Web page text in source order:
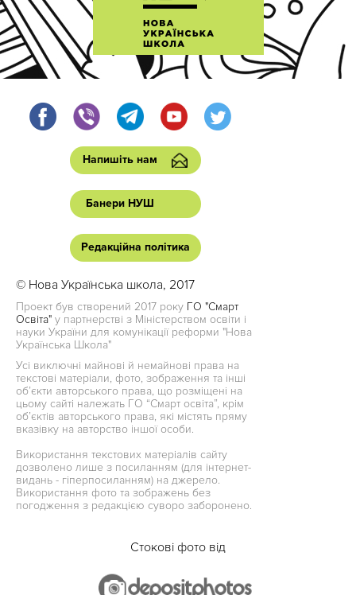
Напишіть нам
Банери НУШ
Редакційна політика
© Нова Українська школа, 2017
Проект був створений 2017 року ГО "Смарт
Освіта" у партнерстві з Міністерством освіти і
науки України для комунікації реформи "Нова
Українська Школа"
Усі виключні майнові й немайнові права на
текстові матеріали, фото, зображення та інші
об’єкти авторського права, що розміщені на
цьому сайті належать ГО “Смарт освіта”, крім
об’єктів авторського права, які містять пряму
вказівку на авторство іншої особи.
Використання текстових матеріалів сайту
дозволено лише з посиланням (для інтернет-
видань - гіперпосиланням) на джерело.
Використання фото та зображень без
погодження з редакцією суворо заборонено.
Стокові фото від